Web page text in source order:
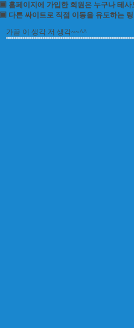
▣ 홈페이지에 가입한 회원은 누구나 테사
▣ 다른 싸이트로 직접 이동을 유도하는
가끔 이 생각 저 생각~~^^